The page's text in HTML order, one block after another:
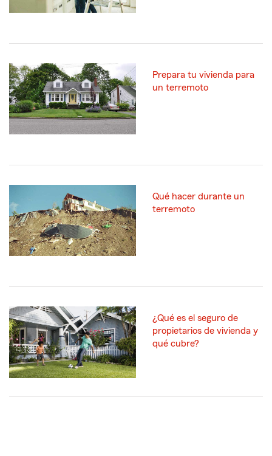
Prepara tu vivienda para
un terremoto
Qué hacer durante un
terremoto
¿Qué es el seguro de
propietarios de vivienda y
qué cubre?